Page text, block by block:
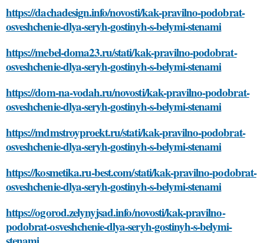
https://dachadesign.info/novosti/kak-pravilno-podobrat-
osveshchenie-dlya-seryh-gostinyh-s-belymi-stenami
https://mebel-doma23.ru/stati/kak-pravilno-podobrat-
osveshchenie-dlya-seryh-gostinyh-s-belymi-stenami
https://dom-na-vodah.ru/novosti/kak-pravilno-podobrat-
osveshchenie-dlya-seryh-gostinyh-s-belymi-stenami
https://mdmstroyproekt.ru/stati/kak-pravilno-podobrat-
osveshchenie-dlya-seryh-gostinyh-s-belymi-stenami
https://kosmetika.ru-best.com/stati/kak-pravilno-podobrat-
osveshchenie-dlya-seryh-gostinyh-s-belymi-stenami
https://ogorod.zelynyjsad.info/novosti/kak-pravilno-
podobrat-osveshchenie-dlya-seryh-gostinyh-s-belymi-